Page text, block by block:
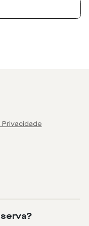
Privacidade